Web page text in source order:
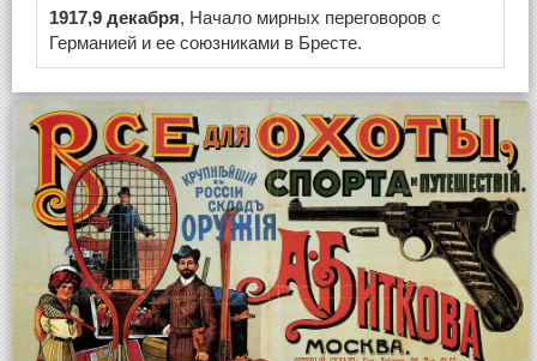
1917,9 декабря, Начало мирных переговоров с
Германией и ее союзниками в Бресте.